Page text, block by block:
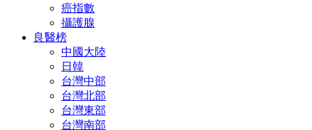
癌指數
攝護腺
良醫榜
中國大陸
日韓
台灣中部
台灣北部
台灣東部
台灣南部